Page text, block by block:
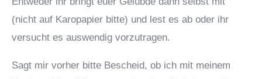
(nicht auf Karopapier bitte) und lest es ab oder ihr
versucht es auswendig vorzutragen.
Sagt mir vorher bitte Bescheid, ob ich mit meinem